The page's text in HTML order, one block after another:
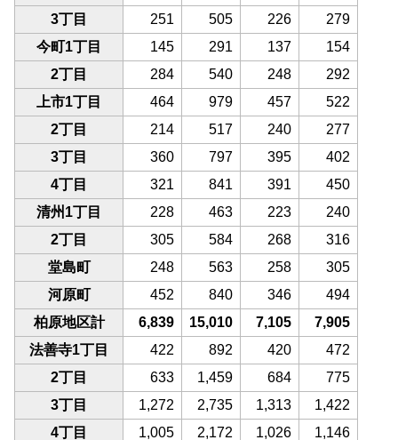
3丁目
251 505 226
279
今町1丁目
145 291 137
154
2丁目
284 540 248
292
上市1丁目
464 979 457
522
2丁目
214 517 240
277
3丁目
360 797 395
402
4丁目
321 841 391
450
清州1丁目
228 463 223
240
2丁目
305 584 268
316
堂島町
248 563 258
305
河原町
452 840 346
494
柏原地区計
6,839 15,010 7,105
7,905
法善寺1丁目
422 892 420
472
2丁目
633 1,459 684
775
3丁目
1,272 2,735 1,313
1,422
4丁目
1,005 2,172 1,026
1,146